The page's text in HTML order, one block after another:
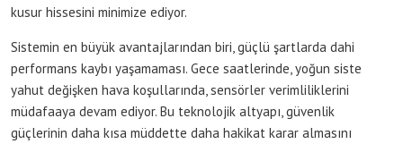
kusur hissesini minimize ediyor.
Sistemin en büyük avantajlarından biri, güçlü şartlarda dahi
performans kaybı yaşamaması. Gece saatlerinde, yoğun siste
yahut değişken hava koşullarında, sensörler verimliliklerini
müdafaaya devam ediyor. Bu teknolojik altyapı, güvenlik
güçlerinin daha kısa müddette daha hakikat karar almasını